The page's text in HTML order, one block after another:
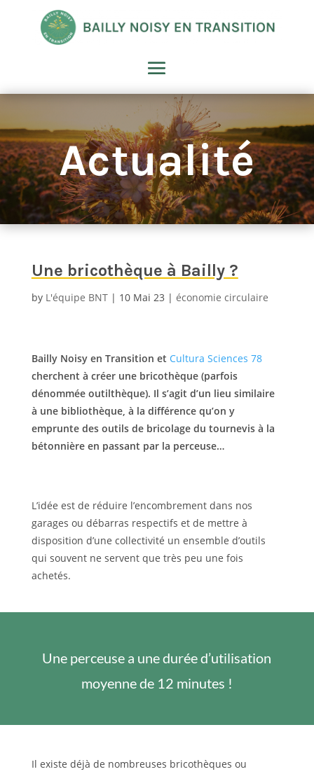
Actualité
Une bricothèque à Bailly ?
by L'équipe BNT 10 Mai 23 économie circulaire
Bailly Noisy en Transition et Cultura Sciences 78
cherchent à créer une bricothèque (parfois
dénommée outilthèque). Il s’agit d’un lieu similaire
à une bibliothèque, à la différence qu’on y
emprunte des outils de bricolage du tournevis à la
bétonnière en passant par la perceuse…
L’idée est de réduire l’encombrement dans nos
garages ou débarras respectifs et de mettre à
disposition d’une collectivité un ensemble d’outils
qui souvent ne servent que très peu une fois
achetés.
Une perceuse a une durée d’utilisation
moyenne de 12 minutes !
Il existe déjà de nombreuses bricothèques ou